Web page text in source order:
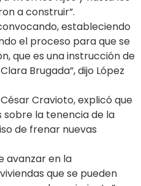
a construir”.
estableciendo
el proceso para que se
que es una instrucción de
Brugada”, dijo López
Cravioto, explicó que
la tenencia de la
de frenar nuevas
avanzar en la
que se pueden